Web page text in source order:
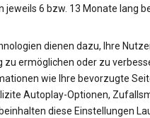
jeweils 6 bzw. 13 Monate lang
dienen dazu, Ihre
ermöglichen oder zu
wie Ihre bevorzugte
Autoplay-Optionen,
diese Einstellungen